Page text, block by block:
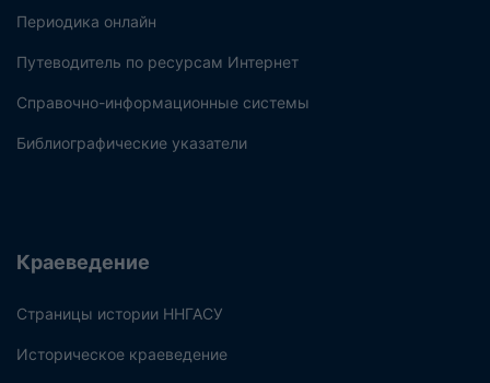
Периодика онлайн
Путеводитель по ресурсам Интернет
Справочно-информационные системы
Библиографические указатели
Краеведение
Страницы истории ННГАСУ
Историческое краеведение